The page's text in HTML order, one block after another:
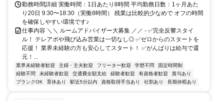
勤務時間詳細 実働時間：1日あたり8時間 平均勤務日数：1ヶ月あた
り20日 9:30〜18:30（実働8時間） 残業は比較的少なめで オフの時間
を確保しやすい環境です♪
仕事内容 ＼＼ ルームアドバイザー大募集 ／／ - ✅完全反響スタイ
ル！ テレアポや飛び込み営業は一切なし◎ ✅ゼロからのスタートを
応援！ 業界未経験の方も安心してスタート！ ✅がんばりは給与で還
元！...
業界未経験者歓迎 主婦・主夫歓迎 フリーター歓迎 学歴不問
固定時間制
経験不問
未経験者歓迎 交通費全額支給 経験者歓迎 有資格者歓迎
賞与あり
ブランクOK
育休あり 駅近5分以内 資格取得手当あり 社割あり 長期休暇あり